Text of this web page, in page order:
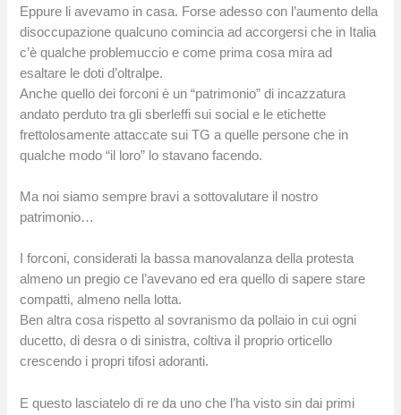
Eppure li avevamo in casa. Forse adesso con l’aumento della
disoccupazione qualcuno comincia ad accorgersi che in Italia
c’è qualche problemuccio e come prima cosa mira ad
esaltare le doti d’oltralpe.
Anche quello dei forconi è un “patrimonio” di incazzatura
andato perduto tra gli sberleffi sui social e le etichette
frettolosamente attaccate sui TG a quelle persone che in
qualche modo “il loro” lo stavano facendo.
Ma noi siamo sempre bravi a sottovalutare il nostro
patrimonio…
I forconi, considerati la bassa manovalanza della protesta
almeno un pregio ce l’avevano ed era quello di sapere stare
compatti, almeno nella lotta.
Ben altra cosa rispetto al sovranismo da pollaio in cui ogni
ducetto, di desra o di sinistra, coltiva il proprio orticello
crescendo i propri tifosi adoranti.
E questo lasciatelo di re da uno che l’ha visto sin dai primi